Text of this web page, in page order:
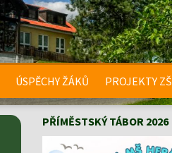
ÚSPĚCHY ŽÁKŮ PROJEKTY ZŠ
PŘÍMĚSTSKÝ TÁBOR 2026